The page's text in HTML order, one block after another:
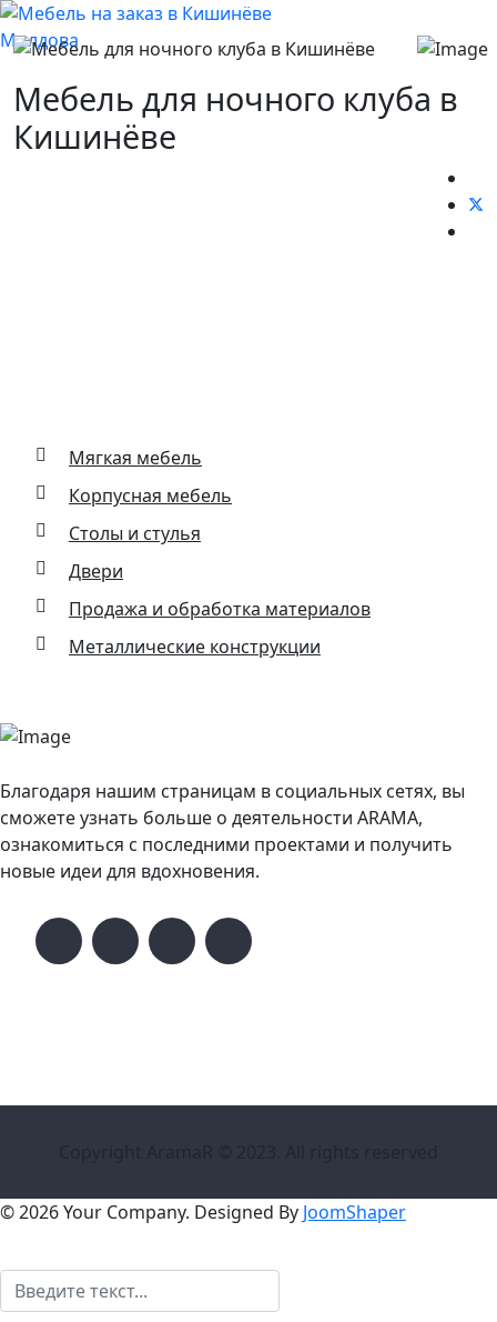
Мебель для ночного клуба в
Кишинёве
Мягкая мебель
Корпусная мебель
Столы и стулья
Двери
Продажа и обработка материалов
Металлические конструкции
Благодаря нашим страницам в социальных сетях, вы
сможете узнать больше о деятельности ARAMA,
ознакомиться с последними проектами и получить
новые идеи для вдохновения.
Copyright AramaR © 2023. All rights reserved
© 2026 Your Company. Designed By JoomShaper
Поиск